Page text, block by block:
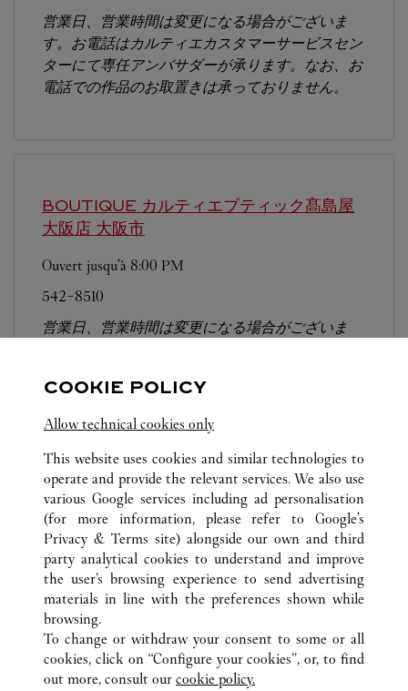
営業日、営業時間は変更になる場合がございま
す。お電話はカルティエカスタマーサービスセン
ターにて専任アンバサダーが承ります。なお、お
電話での作品のお取置きは承っておりません。
BOUTIQUE カルティエブティック髙島屋
大阪店 大阪市
Ouvert jusqu'à 8:00 PM
542-8510
営業日、営業時間は変更になる場合がございま
電話での作品のお取置きは承っておりません。
TOUTES LES BOUTIQUES CARTIER JAPON
大阪府
大阪市
北区角田町8-7
SERVICE CLIENT
NOUS CONTACTER
COOKIE POLICY
Allow technical cookies only
This website uses cookies and similar technologies to
operate and provide the relevant services. We also use
various Google services including ad personalisation
(for more information, please refer to Google's
Privacy & Terms site) alongside our own and third
party analytical cookies to understand and improve
the user’s browsing experience to send advertising
materials in line with the preferences shown while
browsing.
To change or withdraw your consent to some or all
cookies, click on “Configure your cookies”, or, to find
out more, consult our cookie policy.